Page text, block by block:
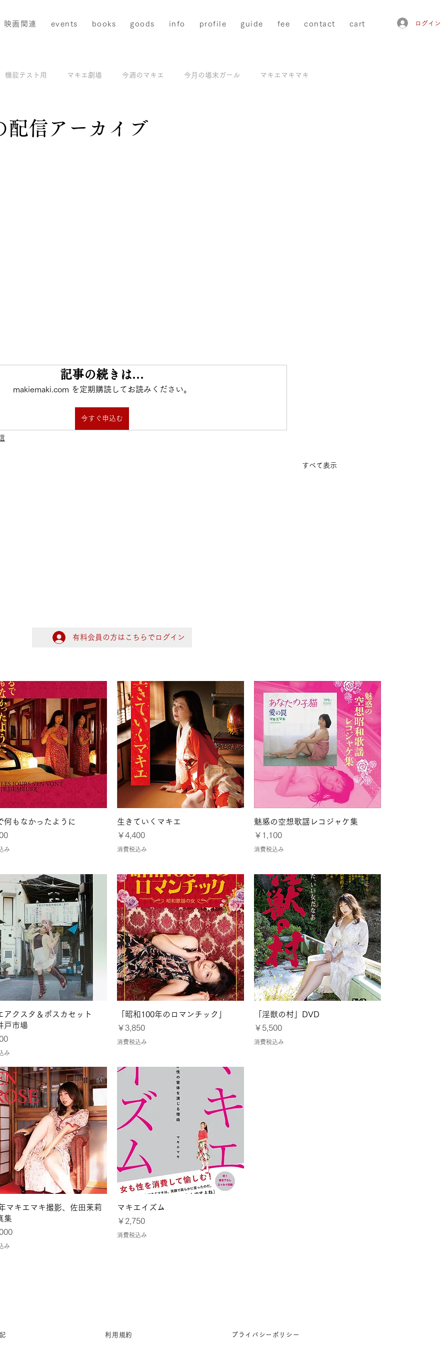
映画関連 events books goods info profile guide fee contact cart ログイン
ログイン
有料会員の方はこちらでログイン
クイックビュー
何もなかったように
み
クイックビュー
生きていくマキエ
価格
￥4,400
消費税込み
クイックビュー
魅惑の空想歌謡レコジャケ集
価格
￥1,100
消費税込み
クイックビュー
アクスタ＆ポスカセット
戸市場
み
クイックビュー
「昭和100年のロマンチック」
価格
￥3,850
消費税込み
クイックビュー
「淫獣の村」DVD
価格
￥5,500
消費税込み
クイックビュー
マキエマキ撮影、佐田茉莉
集
み
クイックビュー
マキエイズム
価格
￥2,750
消費税込み
機能テスト用 マキエ劇場 今週のマキエ 今月の場末ガール マキエマキマキ
配信アーカイブ
記事の続きは…
makiemaki.com を定期購読してお読みください。
今すぐ申込む
すべて表示
令和8年熊本地震に
利用規約 プライバシーポリシー